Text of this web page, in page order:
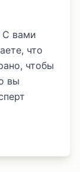
С вами
что
чтобы
вы